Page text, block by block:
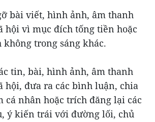
bài viết, hình ảnh, âm thanh
hội vì mục đích tống tiền hoặc
không trong sáng khác.
tin, bài, hình ảnh, âm thanh
hội, đưa ra các bình luận, chia
cá nhân hoặc trích đăng lại các
ý kiến trái với đường lối, chủ